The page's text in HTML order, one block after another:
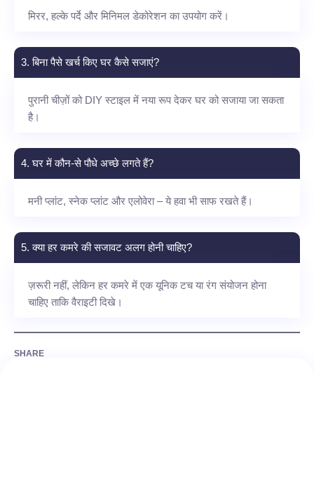
मिरर, हल्के पर्दे और मिनिमल डेकोरेशन का उपयोग करें।
3. बिना पैसे खर्च किए घर कैसे सजाएं?
पुरानी चीज़ों को DIY स्टाइल में नया रूप देकर घर को सजाया जा सकता
है।
4. घर में कौन-से पौधे अच्छे लगते हैं?
मनी प्लांट, स्नेक प्लांट और एलोवेरा – ये हवा भी साफ रखते हैं।
5. क्या हर कमरे की सजावट अलग होनी चाहिए?
ज़रूरी नहीं, लेकिन हर कमरे में एक यूनिक टच या रंग संयोजन होना
चाहिए ताकि वैराइटी दिखे।
SHARE